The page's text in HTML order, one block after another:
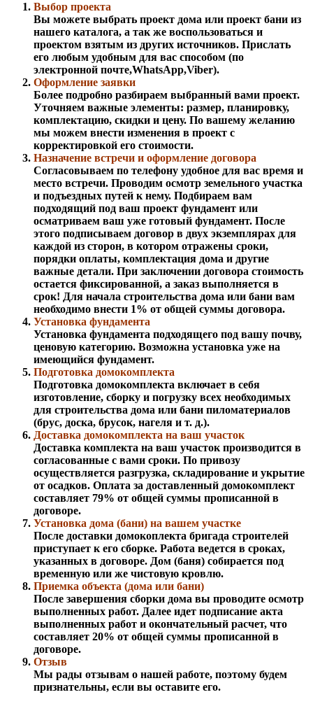
Выбор проекта
Вы можете выбрать проект дома или проект бани из
нашего каталога, а так же воспользоваться и
проектом взятым из других источников. Прислать
его любым удобным для вас способом (по
электронной почте,WhatsApp,Viber).
Оформление заявки
Более подробно разбираем выбранный вами проект.
Уточняем важные элементы: размер, планировку,
комплектацию, скидки и цену. По вашему желанию
мы можем внести изменения в проект с
корректировкой его стоимости.
Назначение встречи и оформление договора
Согласовываем по телефону удобное для вас время и
место встречи. Проводим осмотр земельного участка
и подъездных путей к нему. Подбираем вам
подходящий под ваш проект фундамент или
осматриваем ваш уже готовый фундамент. После
этого подписываем договор в двух экземплярах для
каждой из сторон, в котором отражены сроки,
порядки оплаты, комплектация дома и другие
важные детали. При заключении договора стоимость
остается фиксированной, а заказ выполняется в
срок! Для начала строительства дома или бани вам
необходимо внести 1% от общей суммы договора.
Установка фундамента
Установка фундамента подходящего под вашу почву,
ценовую категорию. Возможна установка уже на
имеющийся фундамент.
Подготовка домокомплекта
Подготовка домокомплекта включает в себя
изготовление, сборку и погрузку всех необходимых
для строительства дома или бани пиломатериалов
(брус, доска, брусок, нагеля и т. д.).
Доставка домокомплекта на ваш участок
Доставка комплекта на ваш участок производится в
согласованные с вами сроки. По привозу
осуществляется разгрузка, складирование и укрытие
от осадков. Оплата за доставленный домокомплект
составляет 79% от общей суммы прописанной в
договоре.
Установка дома (бани) на вашем участке
После доставки домокоплекта бригада строителей
приступает к его сборке. Работа ведется в сроках,
указанных в договоре. Дом (баня) собирается под
временную или же чистовую кровлю.
Приемка объекта (дома или бани)
После завершения сборки дома вы проводите осмотр
выполненных работ. Далее идет подписание акта
выполненных работ и окончательный расчет, что
составляет 20% от общей суммы прописанной в
договоре.
Отзыв
Мы рады отзывам о нашей работе, поэтому будем
признательны, если вы оставите его.